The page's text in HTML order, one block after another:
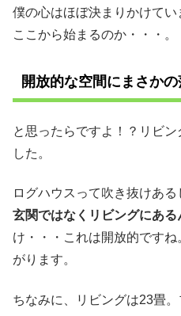
僕の心はほぼ決まりかけてい
ここから始まるのか・・・。
開放的な空間にまさか
と思ったらですよ！？リビ
した。
ログハウスって吹き抜けある
玄関ではなくリビングにある
け・・・これは開放的です
がります。
ちなみに、リビングは23畳。